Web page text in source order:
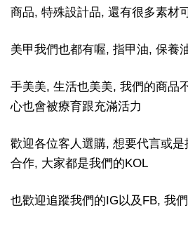
商品, 特殊設計品, 還有很多素材
美甲我們也都有喔, 指甲油, 保養
手美美, 生活也美美, 我們的商品
心也會被療育跟充滿活力
歡迎各位客人選購, 想要代言或
合作, 大家都是我們的KOL
也歡迎追蹤我們的IG以及FB, 我